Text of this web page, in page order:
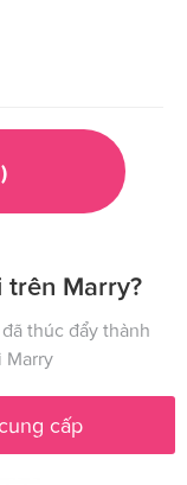
)
Marry?
thúc đẩy thành
Marry
cấp